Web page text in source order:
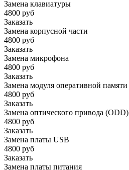
Замена клавиатуры
4800 руб
Заказать
Замена корпусной части
4800 руб
Заказать
Замена микрофона
4800 руб
Заказать
Замена модуля оперативной памяти
4800 руб
Заказать
Замена оптического привода (ODD)
4800 руб
Заказать
Замена платы USB
4800 руб
Заказать
Замена платы питания